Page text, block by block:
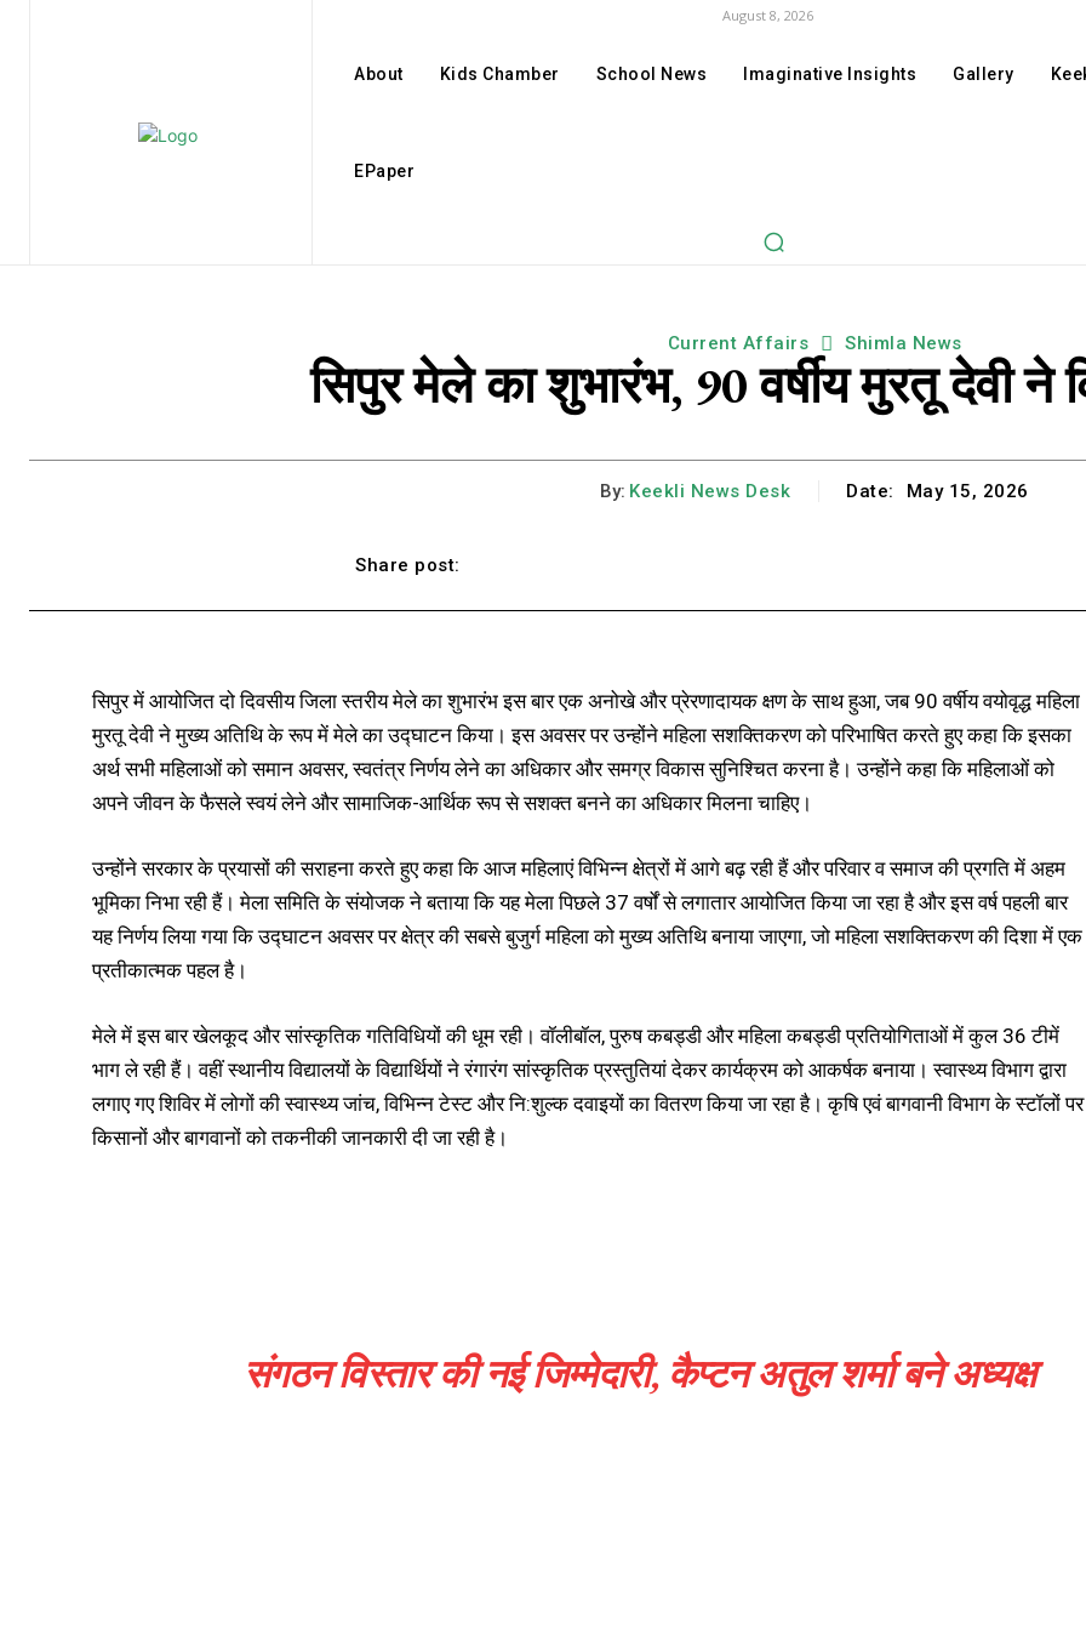
August 8, 2026
About Kids Chamber School News Imaginative Insights Gallery
EPaper
Current Affairs Shimla News
सिपुर मेले का शुभारंभ, 90 वर्षीय मुरतू देवी ने
By: Keekli News Desk Date: May 15, 2026
Share post:
सिपुर में आयोजित दो दिवसीय जिला स्तरीय मेले का शुभारंभ इस बार एक अनोखे और प्रेरणादायक क्षण के साथ हुआ, जब 90 वर्षीय वयोवृद्ध महिला
मुरतू देवी ने मुख्य अतिथि के रूप में मेले का उद्घाटन किया। इस अवसर पर उन्होंने महिला सशक्तिकरण को परिभाषित करते हुए कहा कि इसका
अर्थ सभी महिलाओं को समान अवसर, स्वतंत्र निर्णय लेने का अधिकार और समग्र विकास सुनिश्चित करना है। उन्होंने कहा कि महिलाओं को
अपने जीवन के फैसले स्वयं लेने और सामाजिक-आर्थिक रूप से सशक्त बनने का अधिकार मिलना चाहिए।
उन्होंने सरकार के प्रयासों की सराहना करते हुए कहा कि आज महिलाएं विभिन्न क्षेत्रों में आगे बढ़ रही हैं और परिवार व समाज की प्रगति में अहम
भूमिका निभा रही हैं। मेला समिति के संयोजक ने बताया कि यह मेला पिछले 37 वर्षों से लगातार आयोजित किया जा रहा है और इस वर्ष पहली बार
यह निर्णय लिया गया कि उद्घाटन अवसर पर क्षेत्र की सबसे बुजुर्ग महिला को मुख्य अतिथि बनाया जाएगा, जो महिला सशक्तिकरण की दिशा में एक
प्रतीकात्मक पहल है।
मेले में इस बार खेलकूद और सांस्कृतिक गतिविधियों की धूम रही। वॉलीबॉल, पुरुष कबड्डी और महिला कबड्डी प्रतियोगिताओं में कुल 36 टीमें
भाग ले रही हैं। वहीं स्थानीय विद्यालयों के विद्यार्थियों ने रंगारंग सांस्कृतिक प्रस्तुतियां देकर कार्यक्रम को आकर्षक बनाया। स्वास्थ्य विभाग द्वारा
लगाए गए शिविर में लोगों की स्वास्थ्य जांच, विभिन्न टेस्ट और नि:शुल्क दवाइयों का वितरण किया जा रहा है। कृषि एवं बागवानी विभाग के स्टॉलों पर
किसानों और बागवानों को तकनीकी जानकारी दी जा रही है।
संगठन विस्तार की नई जिम्मेदारी, कैप्टन अतुल शर्मा बने अध्यक्ष